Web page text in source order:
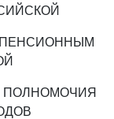
ПЕНСИОННЫМ